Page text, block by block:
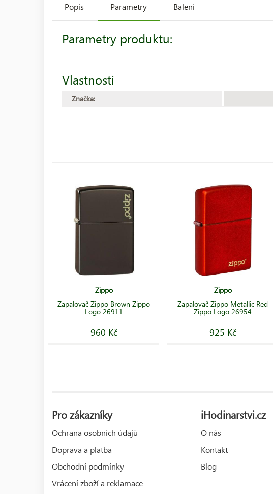
Popis Parametry Balení
Parametry produktu:
Vlastnosti
Značka:
Zippo
Zapalovač Zippo Brown Zippo
Logo 26911
960 Kč
Zippo
Zapalovač Zippo Metallic Red
Zippo Logo 26954
925 Kč
Pro zákazníky
Ochrana osobních údajů
Doprava a platba
Obchodní podmínky
Vrácení zboží a reklamace
iHodinarstvi.cz
O nás
Kontakt
Blog